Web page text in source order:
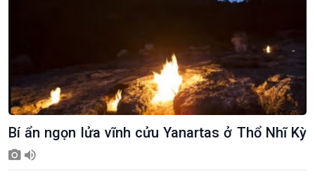
Bí ẩn ngọn lửa vĩnh cửu Yanartas ở Thổ Nhĩ Kỳ